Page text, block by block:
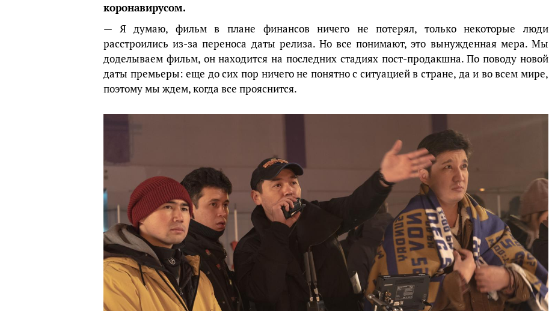
коронавирусом.
— Я думаю, фильм в плане финансов ничего не потерял, только некоторые люди
расстроились из-за переноса даты релиза. Но все понимают, это вынужденная мера. Мы
доделываем фильм, он находится на последних стадиях пост-продакшна. По поводу новой
даты премьеры: еще до сих пор ничего не понятно с ситуацией в стране, да и во всем мире,
поэтому мы ждем, когда все прояснится.